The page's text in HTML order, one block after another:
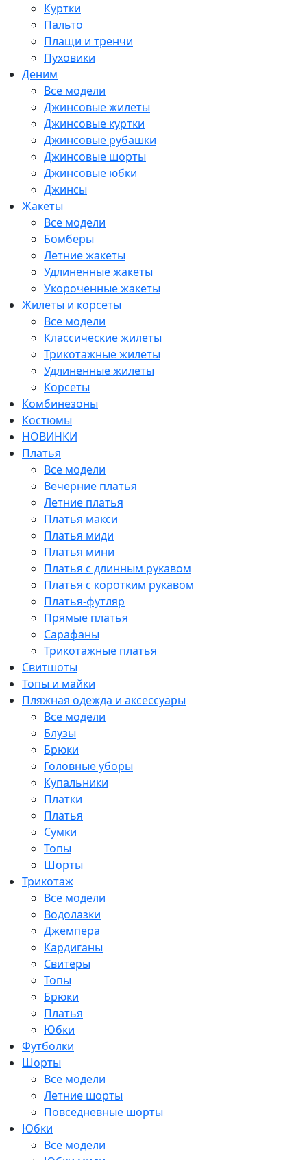
Куртки
Пальто
Плащи и тренчи
Пуховики
Деним
Все модели
Джинсовые жилеты
Джинсовые куртки
Джинсовые рубашки
Джинсовые шорты
Джинсовые юбки
Джинсы
Жакеты
Все модели
Бомберы
Летние жакеты
Удлиненные жакеты
Укороченные жакеты
Жилеты и корсеты
Все модели
Классические жилеты
Трикотажные жилеты
Удлиненные жилеты
Корсеты
Комбинезоны
Костюмы
НОВИНКИ
Платья
Все модели
Вечерние платья
Летние платья
Платья макси
Платья миди
Платья мини
Платья с длинным рукавом
Платья с коротким рукавом
Платья-футляр
Прямые платья
Сарафаны
Трикотажные платья
Свитшоты
Топы и майки
Пляжная одежда и аксессуары
Все модели
Блузы
Брюки
Головные уборы
Купальники
Платки
Платья
Сумки
Топы
Шорты
Трикотаж
Все модели
Водолазки
Джемпера
Кардиганы
Свитеры
Топы
Брюки
Платья
Юбки
Футболки
Шорты
Все модели
Летние шорты
Повседневные шорты
Юбки
Все модели